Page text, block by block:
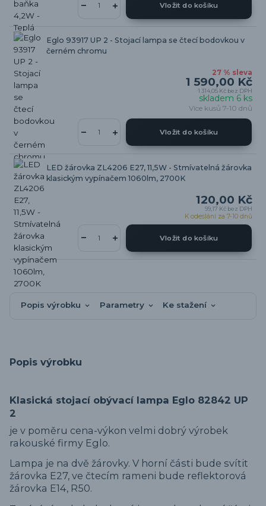
Vložit do košíku
Eglo 93917 UP 2 - Stojací lampa se čtecí bodovkou v
černém chromu
27 % sleva
1 590,00 Kč
1 314,05 Kč bez DPH
skladem 6 ks
Více kusů 7-10 dnů
Vložit do košíku
LED žárovka ZL4206 E27, 11,5W - Stmívatelná žárovka
klasickým vypínačem 1060lm, 2700K
120,00 Kč
99,17 Kč bez DPH
K odeslání za 7-10 dnů
Vložit do košíku
Popis výrobku Parametry Ke stažení
Popis výrobku
Klasická stojací obývací lampa Eglo 82842 UP
2
je v poměru cena-výkon velmi dobrý výrobek
rakouské firmy Eglo.
Lampa je na dvě žárovky. V horní části bude svítit
žárovka E27, ve čtecím rameni bude reflektorová
žárovka E14, R50.